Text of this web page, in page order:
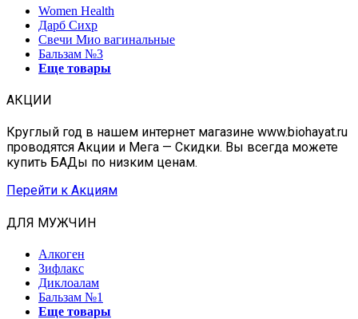
Women Health
Дарб Сихр
Свечи Мио вагинальные
Бальзам №3
Еще товары
АКЦИИ
Круглый год в нашем интернет магазине www.biohayat.ru
проводятся Акции и Мега — Скидки. Вы всегда можете
купить БАДы по низким ценам.
Перейти к Акциям
ДЛЯ МУЖЧИН
Алкоген
Зифлакс
Диклоалам
Бальзам №1
Еще товары